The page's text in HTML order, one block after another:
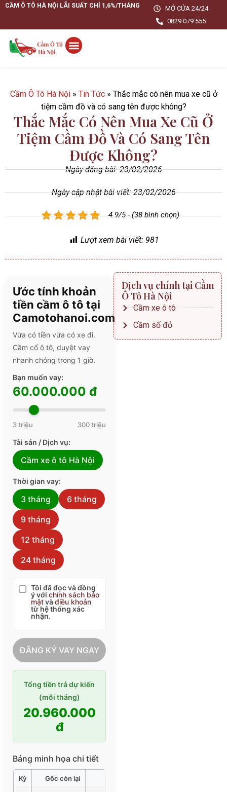
CẦM Ô TÔ HÀ NỘI LÃI SUẤT CHỈ 1,6%/THÁNG
MỞ CỬA 24/24
0829 079 555
Cầm Ô Tô Hà Nội» Tin Tức» Thắc mắc có nên mua xe cũ ở
tiệm cầm đồ và có sang tên được không?
Thắc Mắc Có Nên Mua Xe Cũ Ở
Tiệm Cầm Đồ Và Có Sang Tên
Được Không?
Ngày đăng bài: 23/02/2026
Ngày cập nhật bài viết: 23/02/2026
4.9/5 - (38 bình chọn)
Lượt xem bài viết: 981
Ước tính khoản
tiền cầm ô tô tại
Camotohanoi.com
Vừa có tiền vừa có xe đi.
Cầm cố ô tô, duyệt vay
nhanh chóng trong 1 giờ.
Bạn muốn vay:
60.000.000 đ
3 triệu 300 triệu
Tài sản / Dịch vụ:
Cầm xe ô tô Hà Nội
Thời gian vay:
3 tháng
6 tháng
9 tháng
12 tháng
24 tháng
Tôi đã đọc và đồng
ý với chính sách bảo
mậtvàđiều khoản
từ hệ thống xác
nhận.
ĐĂNG KÝ VAY NGAY
Tổng tiền trả dự kiến
(mỗi tháng)
20.960.000
đ
Bảng minh họa chi tiết
Kỳ Gốc còn lại
Dịch vụ chính tại Cầm
Ô Tô Hà Nội
Cầm xe ô tô
Cầm số đỏ